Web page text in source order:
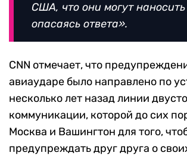
США, что они могут
опасаясь ответа».
CNN отмечает, что
авиаударе было направлено по
несколько лет назад линии
коммуникации, которой до сих
Москва и Вашингтон для того,
предупреждать друг друга о